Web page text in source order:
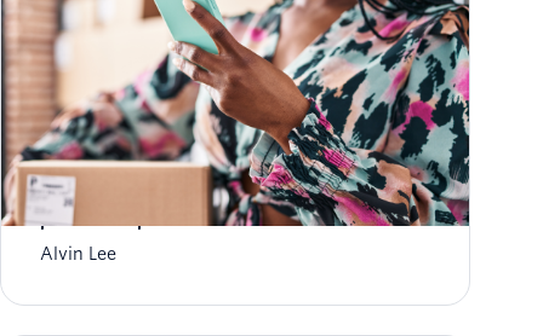
WhatsApp Business Calling: beneficios clave
para las empresas
Alvin Lee